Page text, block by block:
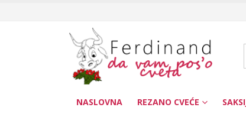
NASLOVNA REZANO CVEĆE